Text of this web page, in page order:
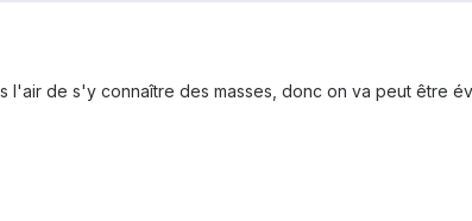
l'air de s'y connaître des masses, donc on va peut être